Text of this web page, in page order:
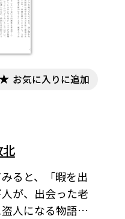
お気に入りに追加
北
ると、「暇を出
が、出会った老
人になる物語」